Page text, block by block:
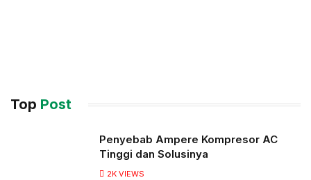
Top Post
Penyebab Ampere Kompresor AC
Tinggi dan Solusinya
2K VIEWS